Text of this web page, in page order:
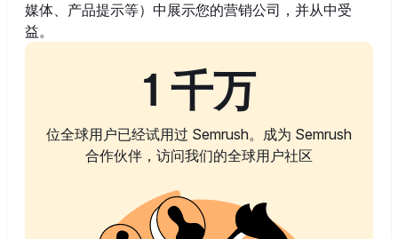
媒体、产品提示等）中展示您的营销公司，并从中受
益。
1 千万
位全球用户已经试用过 Semrush。成为 Semrush
合作伙伴，访问我们的全球用户社区